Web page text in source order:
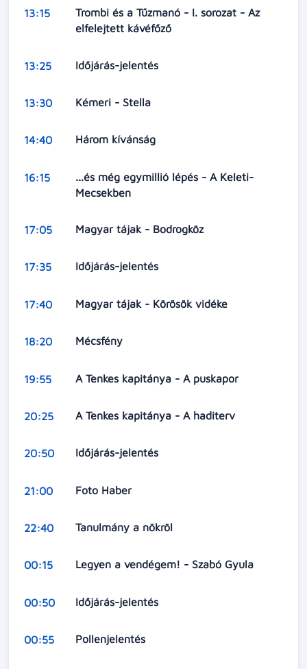
13:15
Trombi és a Tűzmanó - I. sorozat - Az
elfelejtett kávéfőző
13:25 Időjárás-jelentés
13:30 Kémeri - Stella
14:40 Három kívánság
16:15
...és még egymillió lépés - A Keleti-
Mecsekben
17:05 Magyar tájak - Bodrogköz
17:35 Időjárás-jelentés
17:40 Magyar tájak - Körösök vidéke
18:20 Mécsfény
19:55 A Tenkes kapitánya - A puskapor
20:25 A Tenkes kapitánya - A haditerv
20:50 Időjárás-jelentés
21:00 Foto Haber
22:40 Tanulmány a nökröl
00:15 Legyen a vendégem! - Szabó Gyula
00:50 Időjárás-jelentés
00:55 Pollenjelentés